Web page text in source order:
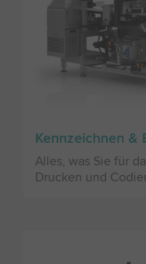
Kennzeichnen &
Alles, was Sie für
Drucken und